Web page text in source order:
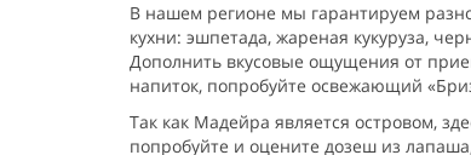
В нашем регионе мы гарантируем
кухни: эшпетада, жареная кукуруза,
Дополнить вкусовые ощущения от
напиток, попробуйте освежающий
Так как Мадейра является островом,
попробуйте и оцените дозеш из